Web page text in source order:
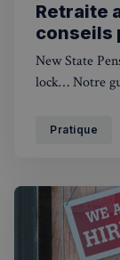
Retraite
conseils
New State
lock… Notre
éviter la
Pratique